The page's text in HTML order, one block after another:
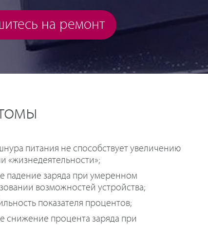
на ремонт
питания не способствует увеличению
«жизнедеятельности»;
падение заряда при умеренном
возможностей устройства;
показателя процентов;
снижение процента заряда при